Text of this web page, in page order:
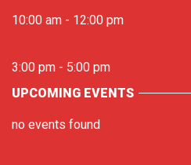
10:00 am - 12:00 pm
3:00 pm - 5:00 pm
UPCOMING EVENTS
no events found